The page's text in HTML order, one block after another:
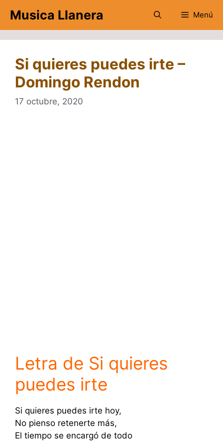
contenido
Musica Llanera Menú
Si quieres puedes irte –
Domingo Rendon
17 octubre, 2020
Letra de Si quieres
puedes irte
Si quieres puedes irte hoy,
No pienso retenerte más,
El tiempo se encargó de todo